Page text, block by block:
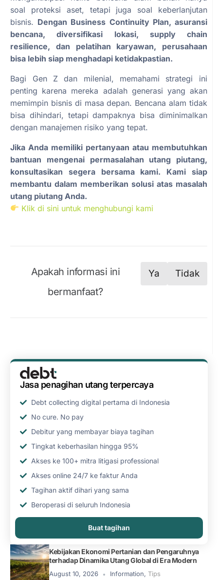
soal proteksi aset, tetapi juga soal keberlanjutan
bisnis. Dengan Business Continuity Plan, asuransi
bencana, diversifikasi lokasi, supply chain
resilience, dan pelatihan karyawan, perusahaan
bisa lebih siap menghadapi ketidakpastian.
Bagi Gen Z dan milenial, memahami strategi ini
penting karena mereka adalah generasi yang akan
memimpin bisnis di masa depan. Bencana alam tidak
bisa dihindari, tetapi dampaknya bisa diminimalkan
dengan manajemen risiko yang tepat.
Jika Anda memiliki pertanyaan atau membutuhkan
bantuan mengenai permasalahan utang piutang,
konsultasikan segera bersama kami. Kami siap
membantu dalam memberikan solusi atas masalah
utang piutang Anda.
Klik di sini untuk menghubungi kami
Apakah informasi ini
bermanfaat?
Ya Tidak
Jasa penagihan utang terpercaya
Debt collecting digital pertama di Indonesia
No cure. No pay
Debitur yang membayar biaya tagihan
Tingkat keberhasilan hingga 95%
Akses ke 100+ mitra litigasi professional
Akses online 24/7 ke faktur Anda
Tagihan aktif dihari yang sama
Beroperasi di seluruh Indonesia
Buat tagihan
Kebijakan Ekonomi Pertanian dan Pengaruhnya
terhadap Dinamika Utang Global di Era Modern
August 10, 2026 Information, Tips